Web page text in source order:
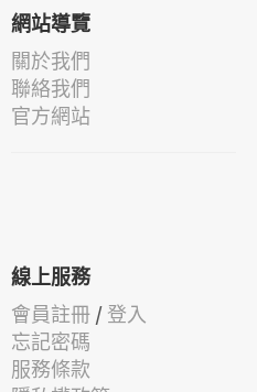
網站導覽
關於我們
聯絡我們
官方網站
線上服務
會員註冊 / 登入
忘記密碼
服務條款